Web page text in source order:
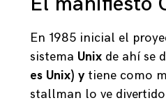
En 1985 inicial el
sistema Unix de ahí se
es Unix) y tiene como
stallman lo ve divertido